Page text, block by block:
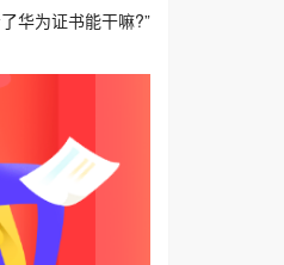
华为证书能干嘛?”